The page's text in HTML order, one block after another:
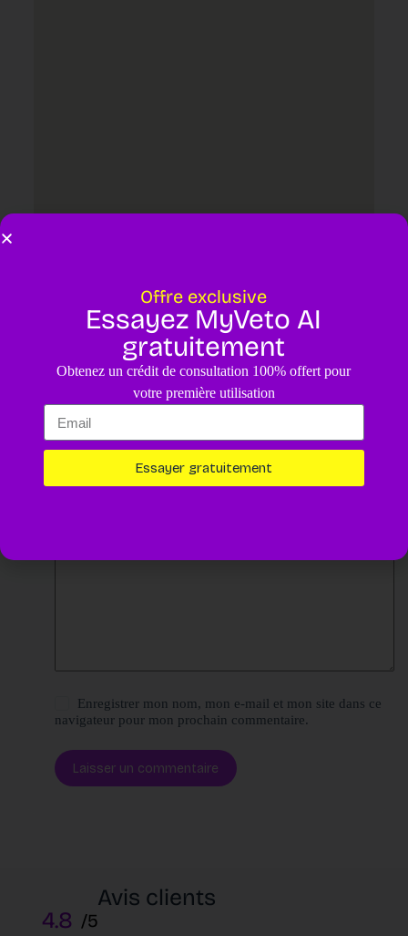
Laisser un commentaire
Votre adresse e-mail ne sera pas publiée. Les champs obligatoires
sont indiqués avec*
Nom
Enregistrer mon nom, mon e-mail et mon site dans ce
navigateur pour mon prochain commentaire.
Laisser un commentaire
Avis clients
4.8 /5
Offre exclusive
Essayez MyVeto AI
gratuitement
Obtenez un crédit de consultation 100% offert pour
votre première utilisation
Essayer gratuitement